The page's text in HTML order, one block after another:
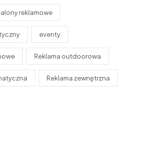
reklamowe
eventy
Reklama outdoorowa
Reklama zewnętrzna